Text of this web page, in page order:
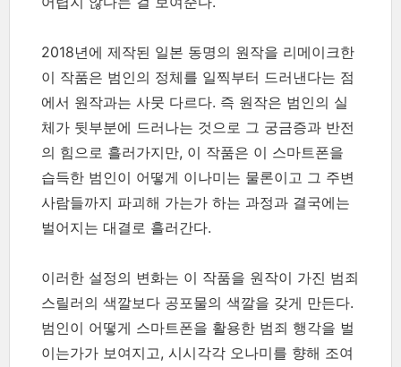
2018년에 제작된 일본 동명의 원작을 리메이크한
이 작품은 범인의 정체를 일찍부터 드러낸다는 점
에서 원작과는 사뭇 다르다. 즉 원작은 범인의 실
체가 뒷부분에 드러나는 것으로 그 궁금증과 반전
의 힘으로 흘러가지만, 이 작품은 이 스마트폰을
습득한 범인이 어떻게 이나미는 물론이고 그 주변
사람들까지 파괴해 가는가 하는 과정과 결국에는
벌어지는 대결로 흘러간다.
이러한 설정의 변화는 이 작품을 원작이 가진 범죄
스릴러의 색깔보다 공포물의 색깔을 갖게 만든다.
범인이 어떻게 스마트폰을 활용한 범죄 행각을 벌
이는가가 보여지고, 시시각각 오나미를 향해 조여